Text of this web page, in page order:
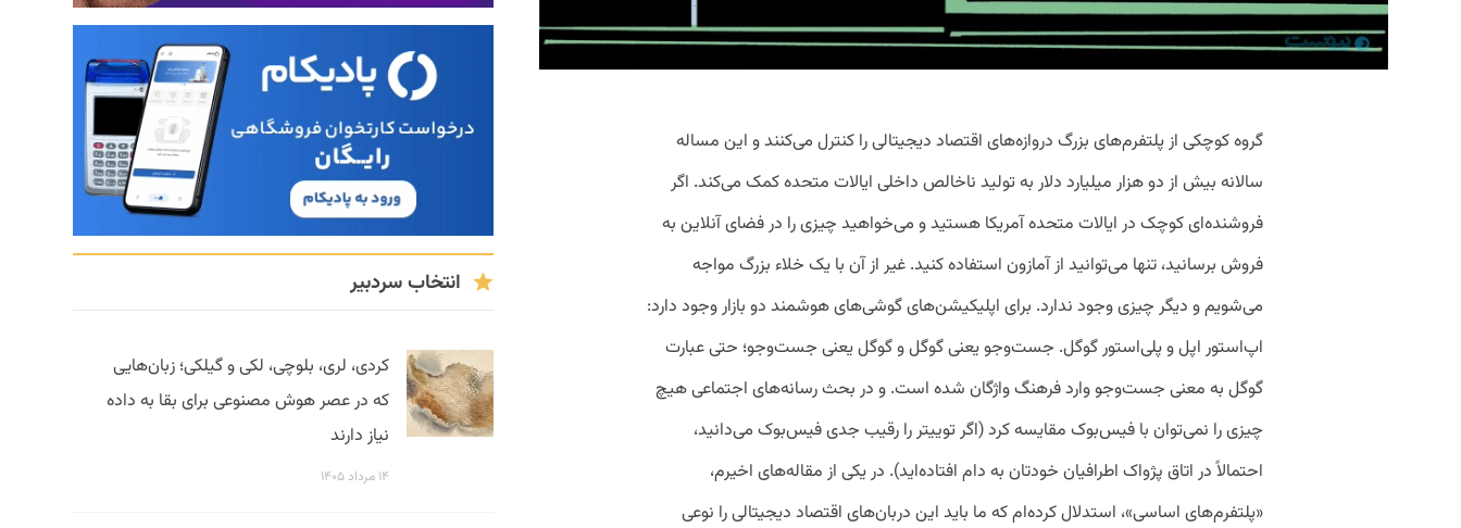
گروه کوچکی از پلتفرم‌های بزرگ دروازه‌های اقتصاد دیجیتالی را کنترل می‌کنند و این مساله
سالانه بیش از دو هزار میلیارد دلار به تولید ناخالص داخلی ایالات ‌متحده کمک می‌کند. اگر
فروشنده‌ای کوچک در ایالات متحده آمریکا هستید و می‌خواهید چیزی را در فضای آنلاین به
فروش برسانید، تنها می‌توانید از آمازون استفاده کنید. غیر از آن با یک خلاء بزرگ مواجه
می‌شویم و دیگر چیزی وجود ندارد. برای اپلیکیشن‌های گوشی‌های هوشمند دو بازار وجود دارد:
اپ‌استور اپل و پلی‌استور گوگل. جست‌وجو یعنی گوگل و گوگل یعنی جست‌وجو؛ حتی عبارت
گوگل به معنی جست‌وجو وارد فرهنگ واژگان شده است. و در بحث رسانه‌های اجتماعی هیچ
‌چیزی را نمی‌توان با فیس‌بوک مقایسه کرد (اگر توییتر را رقیب جدی فیس‌بوک می‌دانید،
احتمالاً در اتاق پژواک اطرافیان خودتان به دام افتاده‌اید). در یکی از مقاله‌های اخیرم،
«پلتفرم‌های اساسی»، استدلال کرده‌ام که ما باید این دربان‌های اقتصاد دیجیتالی را نوعی
انتخاب سردبیر
کردی، لری، بلوچی، لکی و گیلکی؛ زبان‌هایی
که در عصر هوش مصنوعی برای بقا به داده
نیاز دارند
۱۴ مرداد ۱۴۰۵